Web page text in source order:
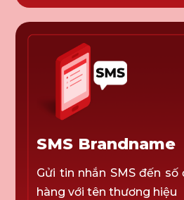
SMS Brandname
Gửi tin nhắn SMS đến
hàng với tên thương hiệu